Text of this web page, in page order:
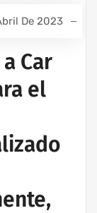
De 2023
Car
el